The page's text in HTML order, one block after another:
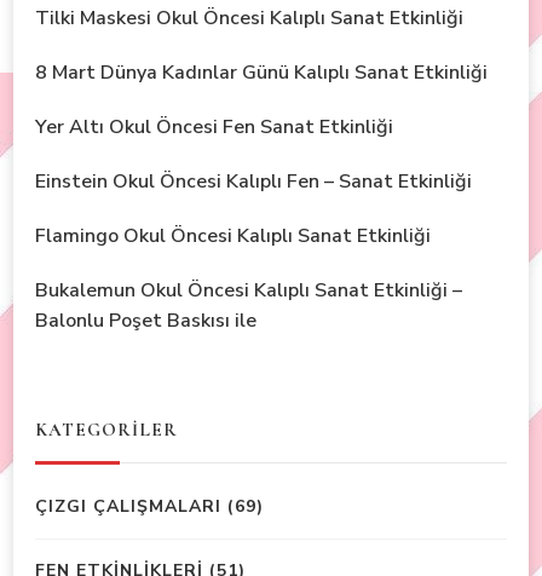
Tilki Maskesi Okul Öncesi Kalıplı Sanat Etkinliği
8 Mart Dünya Kadınlar Günü Kalıplı Sanat Etkinliği
Yer Altı Okul Öncesi Fen Sanat Etkinliği
Einstein Okul Öncesi Kalıplı Fen – Sanat Etkinliği
Flamingo Okul Öncesi Kalıplı Sanat Etkinliği
Bukalemun Okul Öncesi Kalıplı Sanat Etkinliği –
Balonlu Poşet Baskısı ile
KATEGORİLER
ÇIZGI ÇALIŞMALARI (69)
FEN ETKİNLİKLERİ (51)